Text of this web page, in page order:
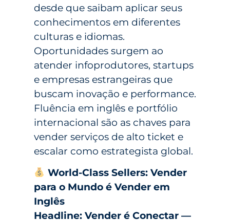
desde que saibam aplicar seus
conhecimentos em diferentes
culturas e idiomas.
Oportunidades surgem ao
atender infoprodutores, startups
e empresas estrangeiras que
buscam inovação e performance.
Fluência em inglês e portfólio
internacional são as chaves para
vender serviços de alto ticket e
escalar como estrategista global.
World-Class Sellers: Vender
para o Mundo é Vender em
Inglês
Headline: Vender é Conectar —